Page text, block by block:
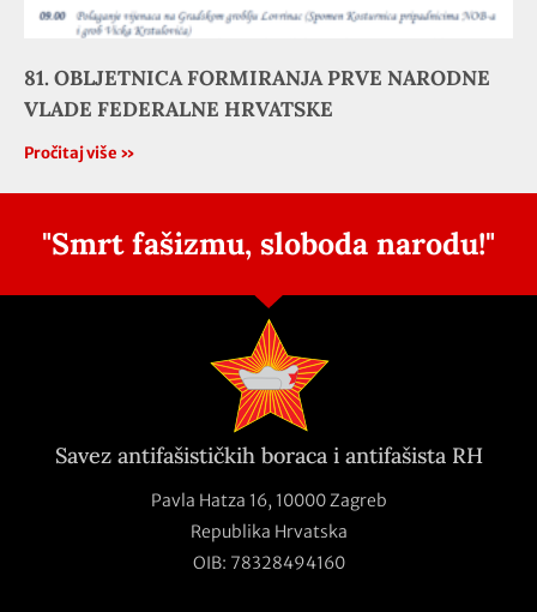
81. OBLJETNICA FORMIRANJA PRVE NARODNE
VLADE FEDERALNE HRVATSKE
Pročitaj više »
"Smrt fašizmu, sloboda narodu!"
Savez antifašističkih boraca i antifašista RH
Pavla Hatza 16, 10000 Zagreb
Republika Hrvatska
OIB: 78328494160